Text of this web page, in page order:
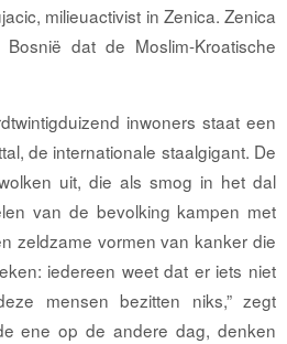
milieuactivist in Zenica. Zenica
dat de Moslim-Kroatische
inwoners staat een
de internationale staalgigant. De
uit, die als smog in het dal
van de bevolking kampen met
zeldzame vormen van kanker die
iedereen weet dat er iets niet
mensen bezitten niks,” zegt
ene op de andere dag, denken